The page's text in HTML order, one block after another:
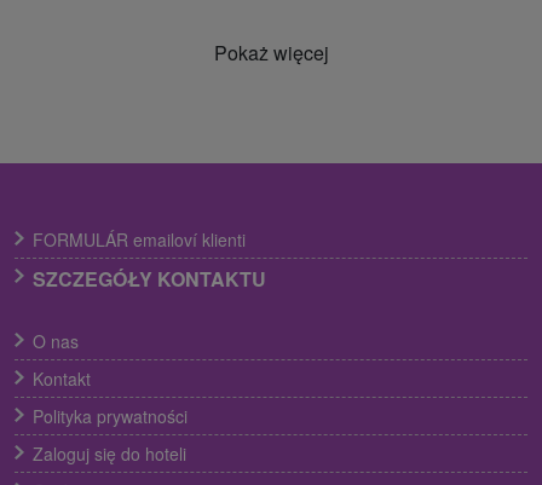
Pokaż więcej
FORMULÁR emailoví klienti
SZCZEGÓŁY KONTAKTU
O nas
Kontakt
Polityka prywatności
Zaloguj się do hoteli